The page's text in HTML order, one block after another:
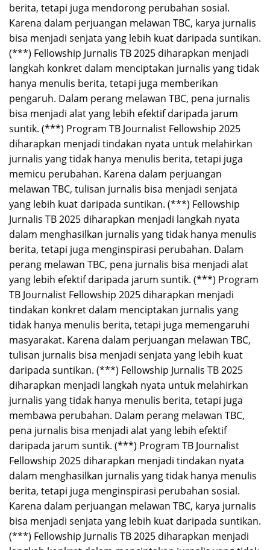
berita, tetapi juga mendorong perubahan sosial.
Karena dalam perjuangan melawan TBC, karya jurnalis
bisa menjadi senjata yang lebih kuat daripada suntikan.
(***) Fellowship Jurnalis TB 2025 diharapkan menjadi
langkah konkret dalam menciptakan jurnalis yang tidak
hanya menulis berita, tetapi juga memberikan
pengaruh. Dalam perang melawan TBC, pena jurnalis
bisa menjadi alat yang lebih efektif daripada jarum
suntik. (***) Program TB Journalist Fellowship 2025
diharapkan menjadi tindakan nyata untuk melahirkan
jurnalis yang tidak hanya menulis berita, tetapi juga
memicu perubahan. Karena dalam perjuangan
melawan TBC, tulisan jurnalis bisa menjadi senjata
yang lebih kuat daripada suntikan. (***) Fellowship
Jurnalis TB 2025 diharapkan menjadi langkah nyata
dalam menghasilkan jurnalis yang tidak hanya menulis
berita, tetapi juga menginspirasi perubahan. Dalam
perang melawan TBC, pena jurnalis bisa menjadi alat
yang lebih efektif daripada jarum suntik. (***) Program
TB Journalist Fellowship 2025 diharapkan menjadi
tindakan konkret dalam menciptakan jurnalis yang
tidak hanya menulis berita, tetapi juga memengaruhi
masyarakat. Karena dalam perjuangan melawan TBC,
tulisan jurnalis bisa menjadi senjata yang lebih kuat
daripada suntikan. (***) Fellowship Jurnalis TB 2025
diharapkan menjadi langkah nyata untuk melahirkan
jurnalis yang tidak hanya menulis berita, tetapi juga
membawa perubahan. Dalam perang melawan TBC,
pena jurnalis bisa menjadi alat yang lebih efektif
daripada jarum suntik. (***) Program TB Journalist
Fellowship 2025 diharapkan menjadi tindakan nyata
dalam menghasilkan jurnalis yang tidak hanya menulis
berita, tetapi juga menginspirasi perubahan sosial.
Karena dalam perjuangan melawan TBC, karya jurnalis
bisa menjadi senjata yang lebih kuat daripada suntikan.
(***) Fellowship Jurnalis TB 2025 diharapkan menjadi